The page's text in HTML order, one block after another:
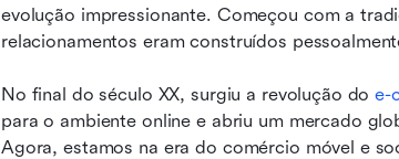
evolução impressionante. Começou com a
relacionamentos eram construídos
No final do século XX, surgiu a revolução do e-
para o ambiente online e abriu um mercado
Agora, estamos na era do comércio móvel e